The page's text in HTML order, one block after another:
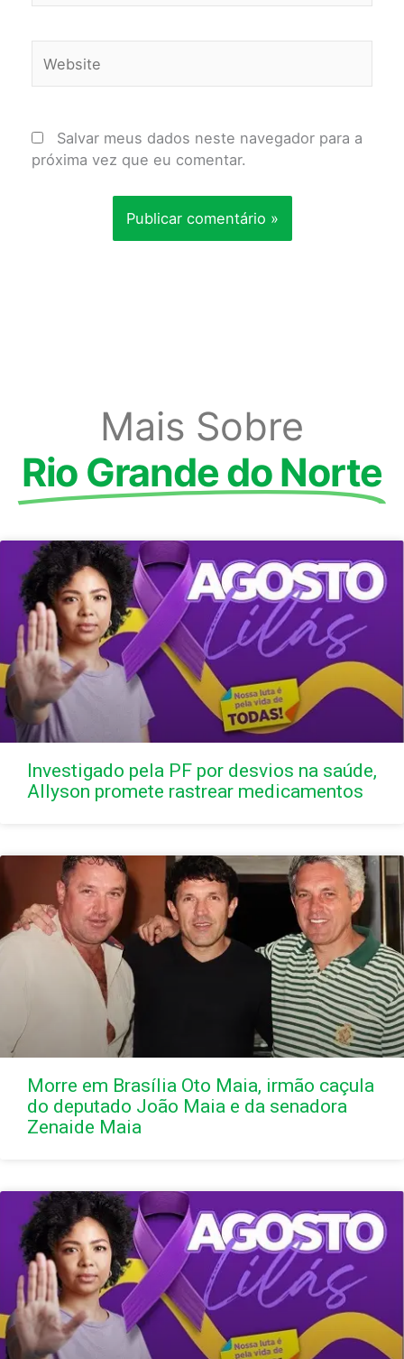
Salvar meus dados neste navegador para a
próxima vez que eu comentar.
Mais Sobre
Rio Grande do Norte
Investigado pela PF por desvios na saúde,
Allyson promete rastrear medicamentos
Morre em Brasília Oto Maia, irmão caçula
do deputado João Maia e da senadora
Zenaide Maia